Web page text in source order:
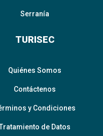
Serranía
TURISEC
Quiénes Somos
Contáctenos
y Condiciones
de Datos